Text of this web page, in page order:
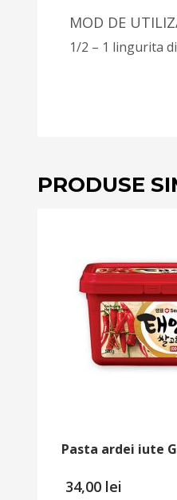
MOD DE
1/2 – 1 lingurita
PRODUSE
Pasta ardei iute
34,00 lei